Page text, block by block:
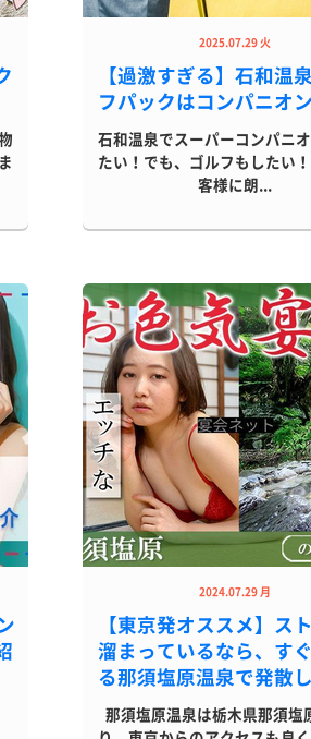
2025.07.29 火
【過激すぎる】石和温
フパックはコンパニオ
石和温泉でスーパーコンパニ
たい！でも、ゴルフもしたい
客様に朗...
2024.07.29 月
【東京発オススメ】ス
溜まっているなら、す
る那須塩原温泉で発散
那須塩原温泉は栃木県那須塩